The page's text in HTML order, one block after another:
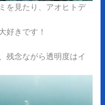
を見たり、アオヒトデ
好きです！
残念ながら透明度はイ